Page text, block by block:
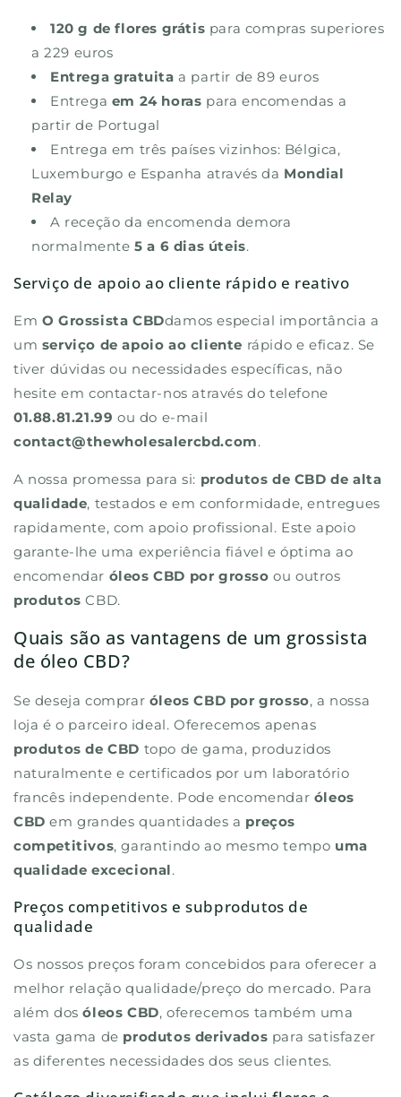
120 g de flores grátis para compras superiores
a 229 euros
Entrega gratuita a partir de 89 euros
Entrega em 24 horas para encomendas a
partir de Portugal
Entrega em três países vizinhos: Bélgica,
Luxemburgo e Espanha através da Mondial
Relay
A receção da encomenda demora
normalmente5 a 6 dias úteis.
Serviço de apoio ao cliente rápido e reativo
Em O Grossista CBDdamos especial importância a
um serviço de apoio ao cliente rápido e eficaz. Se
tiver dúvidas ou necessidades específicas, não
hesite em contactar-nos através do telefone
01.88.81.21.99 ou do e-mail
contact@thewholesalercbd.com.
A nossa promessa para si: produtos de CBD de alta
qualidade, testados e em conformidade, entregues
rapidamente, com apoio profissional. Este apoio
garante-lhe uma experiência fiável e óptima ao
encomendar óleos CBD por grosso ou outros
produtos CBD.
Quais são as vantagens de um grossista
de óleo CBD?
Se deseja comprar óleos CBD por grosso, a nossa
loja é o parceiro ideal. Oferecemos apenas
produtos de CBD topo de gama, produzidos
naturalmente e certificados por um laboratório
francês independente. Pode encomendar óleos
CBD em grandes quantidades a preços
competitivos, garantindo ao mesmo tempo uma
qualidade excecional.
Preços competitivos e subprodutos de
qualidade
Os nossos preços foram concebidos para oferecer a
melhor relação qualidade/preço do mercado. Para
além dosóleos CBD, oferecemos também uma
vasta gama de produtos derivados para satisfazer
as diferentes necessidades dos seus clientes.